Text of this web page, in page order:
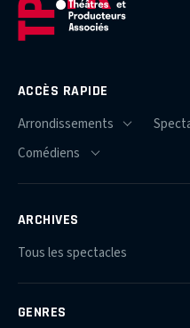
ACCÈS RAPIDE
ARCHIVES
Tous les spectacles
GENRES